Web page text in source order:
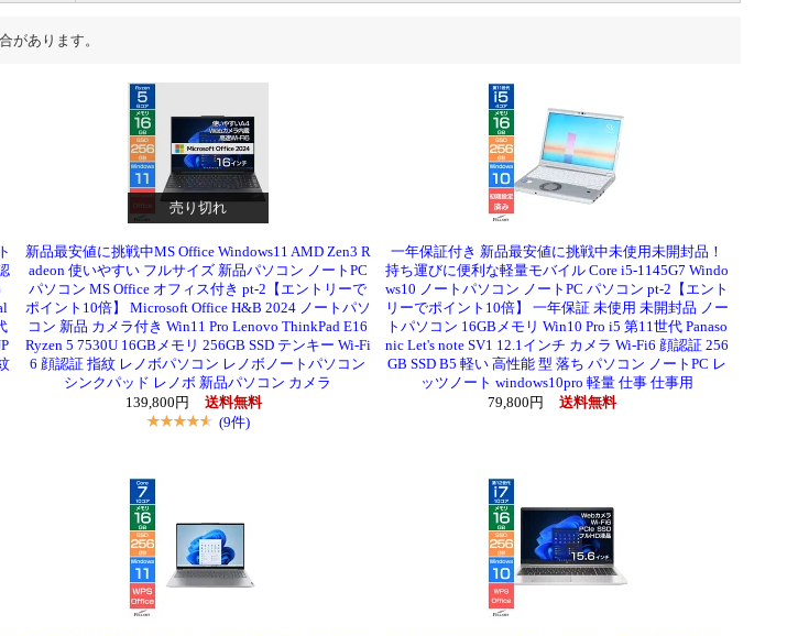
があります。
売り切れ
新品最安値に挑戦中MS Office Windows11 AMD Zen3 R
adeon 使いやすい フルサイズ 新品パソコン ノートPC
パソコン MS Office オフィス付き pt-2【エントリーで
ポイント10倍】 Microsoft Office H&B 2024 ノートパソ
コン 新品 カメラ付き Win11 Pro Lenovo ThinkPad E16
Ryzen 5 7530U 16GBメモリ 256GB SSD テンキー Wi-Fi
6 顔認証 指紋 レノボパソコン レノボノートパソコン
シンクパッド レノボ 新品パソコン カメラ
139,800円
送料無料
(9件)
一年保証付き 新品最安値に挑戦中未使用未開封品！
持ち運びに便利な軽量モバイル Core i5-1145G7 Windo
ws10 ノートパソコン ノートPC パソコン pt-2【エント
リーでポイント10倍】 一年保証 未使用 未開封品 ノー
トパソコン 16GBメモリ Win10 Pro i5 第11世代 Panaso
nic Let's note SV1 12.1インチ カメラ Wi-Fi6 顔認証 256
GB SSD B5 軽い 高性能 型 落ち パソコン ノートPC レ
ッツノート windows10pro 軽量 仕事 仕事用
79,800円
送料無料